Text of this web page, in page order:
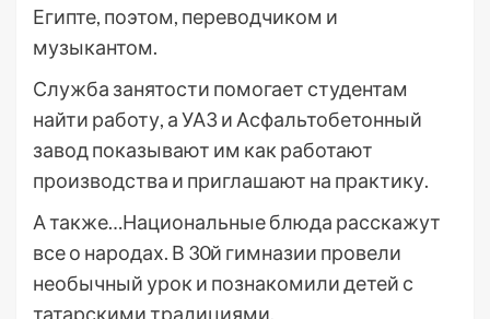
Египте, поэтом, переводчиком и
музыкантом.
Служба занятости помогает студентам
найти работу, а УАЗ и Асфальтобетонный
завод показывают им как работают
производства и приглашают на практику.
А также…Национальные блюда расскажут
все о народах. В 30й гимназии провели
необычный урок и познакомили детей с
татарскими традициями.